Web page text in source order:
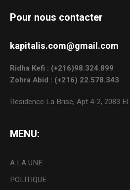
Pour nous contacter
kapitalis.com@gmail.com
Ridha Kefi : (+216)98.324.899
Zohra Abid : (+216) 22.578.343
Résidence La Brise, Apt 4-2, 2083
MENU:
A LA UNE
POLITIQUE